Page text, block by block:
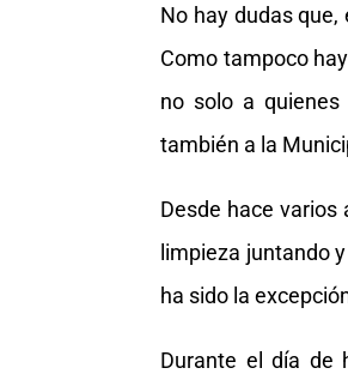
No hay dudas que,
Como tampoco
no solo a
también a la
Desde hace varios
limpieza juntando
ha sido la
Durante el día de